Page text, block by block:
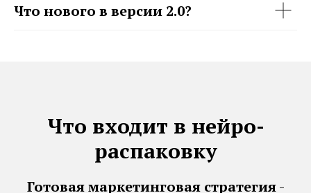
Что нового в версии 2.0?
Что входит в нейро-
распаковку
Готовая маркетинговая стратегия-